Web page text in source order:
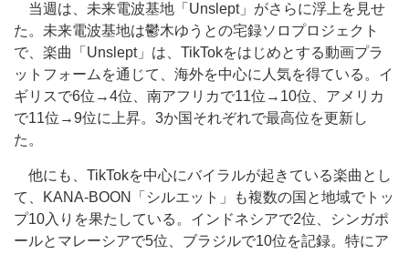
当週は、未来電波基地「Unslept」がさらに浮上を見せ
た。未来電波基地は鬱木ゆうとの宅録ソロプロジェクト
で、楽曲「Unslept」は、TikTokをはじめとする動画プラ
ットフォームを通じて、海外を中心に人気を得ている。イ
ギリスで6位→4位、南アフリカで11位→10位、アメリカ
で11位→9位に上昇。3か国それぞれで最高位を更新し
た。
他にも、TikTokを中心にバイラルが起きている楽曲とし
て、KANA-BOON「シルエット」も複数の国と地域でトッ
プ10入りを果たしている。インドネシアで2位、シンガポ
ールとマレーシアで5位、ブラジルで10位を記録。特にア